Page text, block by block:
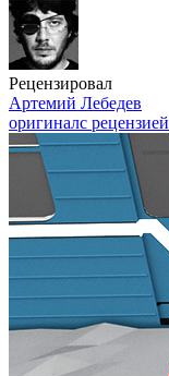
Рецензировал
Артемий Лебедев
оригиналс рецензией